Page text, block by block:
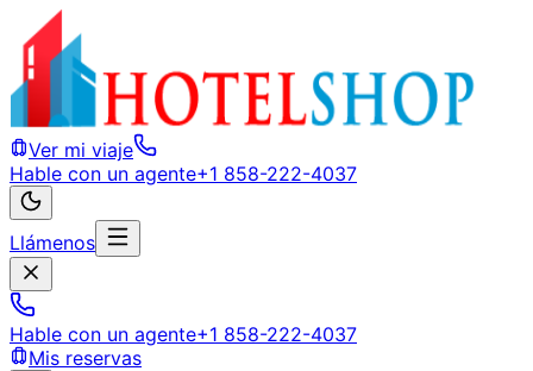
Ver mi viaje
Hable con un agente+1 858-222-4037
Llámenos
Hable con un agente+1 858-222-4037
Mis reservas